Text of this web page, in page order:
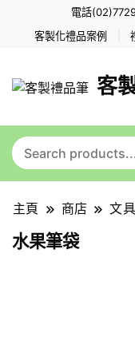
電話
客製化禮品案例
客
主頁 商店 文
水果筆袋